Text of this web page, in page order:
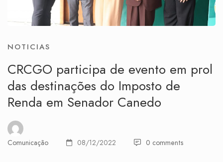
NOTICIAS
CRCGO participa de evento em prol
das destinações do Imposto de
Renda em Senador Canedo
Comunicação 08/12/2022 0 comments